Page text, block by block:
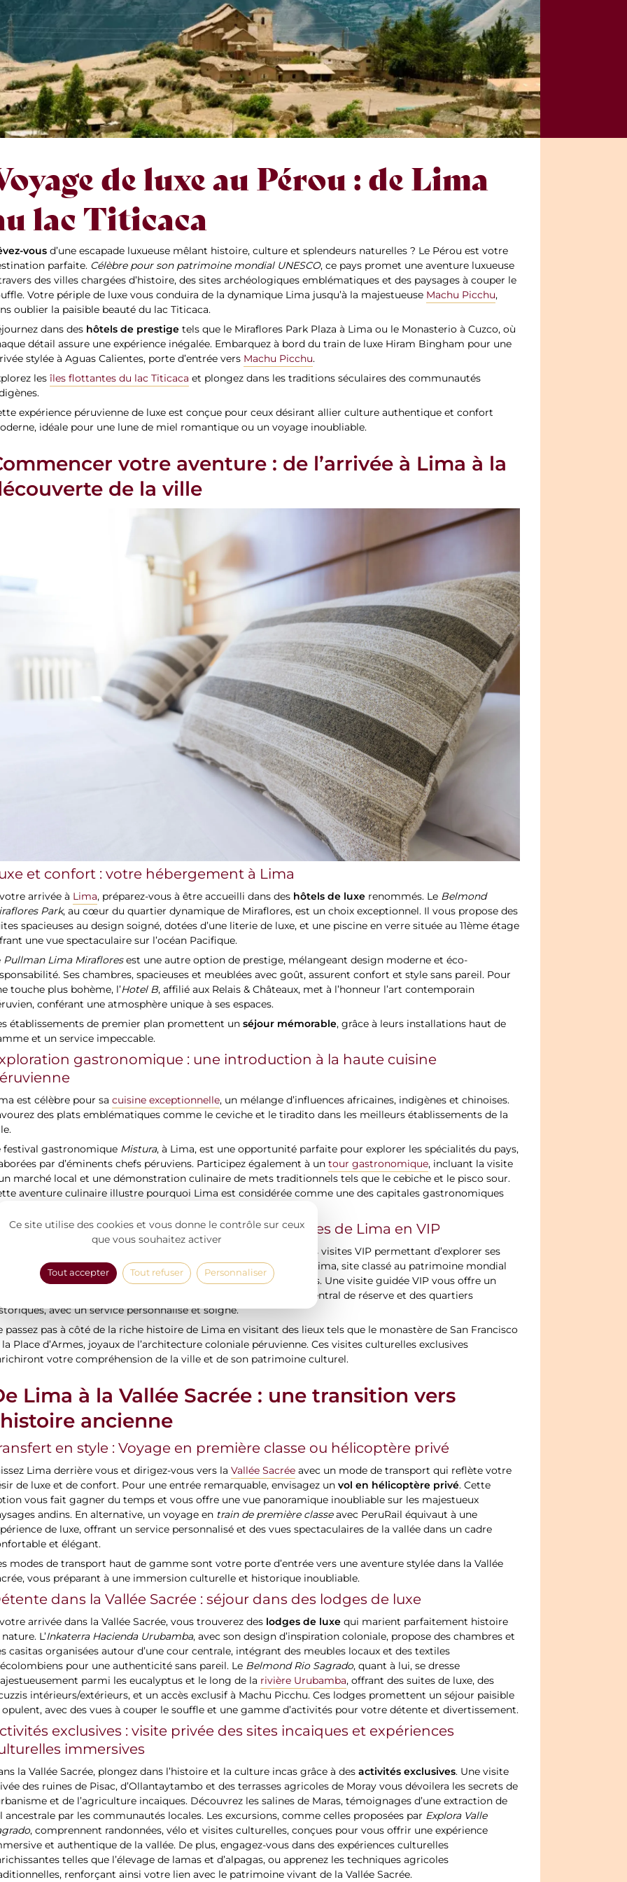
de luxe au Pérou : de Lima
lac Titicaca
vous d’une escapade luxueuse mêlant histoire, culture et splendeurs naturelles ? Le Pérou est votre
parfaite. Célèbre pour son patrimoine mondial UNESCO, ce pays promet une aventure luxueuse
des villes chargées d’histoire, des sites archéologiques emblématiques et des paysages à couper le
Votre périple de luxe vous conduira de la dynamique Lima jusqu’à la majestueuse Machu Picchu,
oublier la paisible beauté du lac Titicaca.
dans des hôtels de prestige tels que le Miraflores Park Plaza à Lima ou le Monasterio à Cuzco, où
détail assure une expérience inégalée. Embarquez à bord du train de luxe Hiram Bingham pour une
stylée à Aguas Calientes, porte d’entrée vers Machu Picchu.
lesîles flottantes du lac Titicaca et plongez dans les traditions séculaires des communautés
expérience péruvienne de luxe est conçue pour ceux désirant allier culture authentique et confort
idéale pour une lune de miel romantique ou un voyage inoubliable.
votre aventure : de l’arrivée à Lima à la
de la ville
et confort : votre hébergement à Lima
arrivée à Lima, préparez-vous à être accueilli dans des hôtels de luxe renommés. Le Belmond
Park, au cœur du quartier dynamique de Miraflores, est un choix exceptionnel. Il vous propose des
spacieuses au design soigné, dotées d’une literie de luxe, et une piscine en verre située au 11ème étage
une vue spectaculaire sur l’océan Pacifique.
Pullman Lima Mirafloresest une autre option de prestige, mélangeant design moderne et éco-
Ses chambres, spacieuses et meublées avec goût, assurent confort et style sans pareil. Pour
touche plus bohème, l’Hotel B, affilié aux Relais & Châteaux, met à l’honneur l’art contemporain
conférant une atmosphère unique à ses espaces.
établissements de premier plan promettent unséjour mémorable, grâce à leurs installations haut de
et un service impeccable.
gastronomique : une introduction à la haute cuisine
est célèbre pour sacuisine exceptionnelle, un mélange d’influences africaines, indigènes et chinoises.
des plats emblématiques comme le ceviche et le tiradito dans les meilleurs établissements de la
festival gastronomique Mistura, à Lima, est une opportunité parfaite pour explorer les spécialités du pays,
par d’éminents chefs péruviens. Participez également à untour gastronomique, incluant la visite
marché local et une démonstration culinaire de mets traditionnels tels que le cebiche et le pisco sour.
aventure culinaire illustre pourquoi Lima est considérée comme une des capitales gastronomiques
plus prestigieuses au monde.
culturelles exclusives : les incontournables de Lima en VIP
une expérience culturelle hors du commun, Lima propose des visites VIP permettant d’explorer ses
historiques et culturels. Découvrez le centre historique de Lima, site classé au patrimoine mondial
l’UNESCO, ainsi que des musées et sites archéologiques majeurs. Une visite guidée VIP vous offre un
privilégié à des endroits emblématiques comme le musée central de réserve et des quartiers
avec un service personnalisé et soigné.
passez pas à côté de la riche histoire de Lima en visitant des lieux tels que le monastère de San Francisco
Place d’Armes, joyaux de l’architecture coloniale péruvienne. Ces visites culturelles exclusives
votre compréhension de la ville et de son patrimoine culturel.
Lima à la Vallée Sacrée : une transition vers
ancienne
en style : Voyage en première classe ou hélicoptère privé
Lima derrière vous et dirigez-vous vers laVallée Sacrée avec un mode de transport qui reflète votre
de luxe et de confort. Pour une entrée remarquable, envisagez unvol en hélicoptère privé. Cette
vous fait gagner du temps et vous offre une vue panoramique inoubliable sur les majestueux
andins. En alternative, un voyage en train de première classeavec PeruRail équivaut à une
de luxe, offrant un service personnalisé et des vues spectaculaires de la vallée dans un cadre
et élégant.
modes de transport haut de gamme sont votre porte d’entrée vers une aventure stylée dans la Vallée
vous préparant à une immersion culturelle et historique inoubliable.
dans la Vallée Sacrée : séjour dans des lodges de luxe
arrivée dans la Vallée Sacrée, vous trouverez des lodges de luxe qui marient parfaitement histoire
L’Inkaterra Hacienda Urubamba, avec son design d’inspiration coloniale, propose des chambres et
casitas organisées autour d’une cour centrale, intégrant des meubles locaux et des textiles
pour une authenticité sans pareil. Le Belmond Rio Sagrado, quant à lui, se dresse
parmi les eucalyptus et le long de la rivière Urubamba, offrant des suites de luxe, des
intérieurs/extérieurs, et un accès exclusif à Machu Picchu. Ces lodges promettent un séjour paisible
avec des vues à couper le souffle et une gamme d’activités pour votre détente et divertissement.
exclusives : visite privée des sites incaiques et expériences
immersives
la Vallée Sacrée, plongez dans l’histoire et la culture incas grâce à desactivités exclusives. Une visite
des ruines de Pisac, d’Ollantaytambo et des terrasses agricoles de Moray vous dévoilera les secrets de
et de l’agriculture incaiques. Découvrez les salines de Maras, témoignages d’une extraction de
ancestrale par les communautés locales. Les excursions, comme celles proposées par Explora Valle
, comprennent randonnées, vélo et visites culturelles, conçues pour vous offrir une expérience
et authentique de la vallée. De plus, engagez-vous dans des expériences culturelles
telles que l’élevage de lamas et d’alpagas, ou apprenez les techniques agricoles
renforçant ainsi votre lien avec le patrimoine vivant de la Vallée Sacrée.
Ce site utilise des cookies et vous donne le contrôle sur ceux
que vous souhaitez activer
Tout accepter Tout refuser Personnaliser